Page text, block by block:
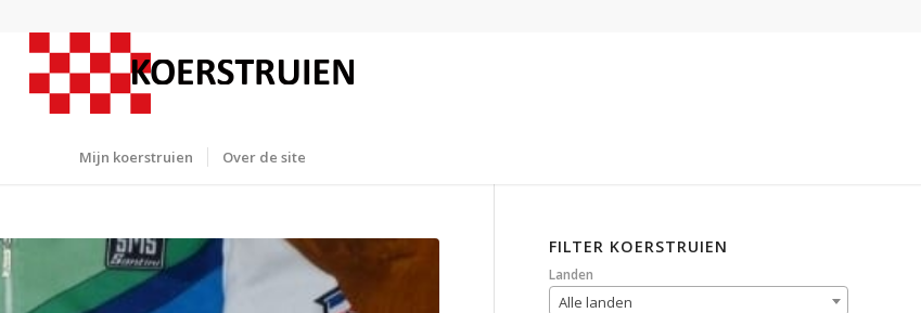
Mijn koerstruien Over de site
FILTER KOERSTRUIEN
Landen
Alle landen